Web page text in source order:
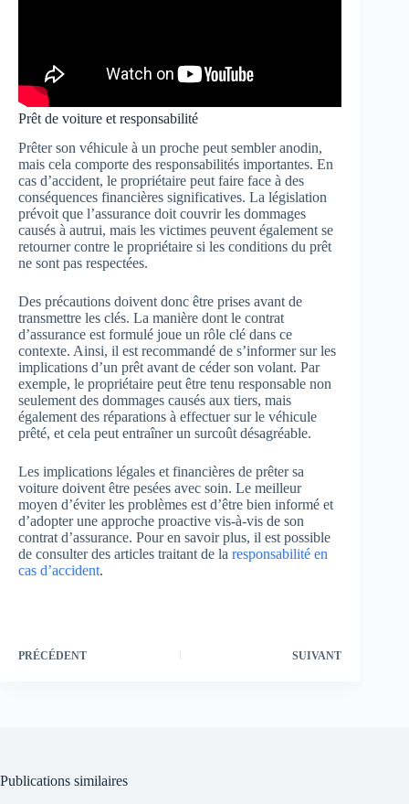
Prêt de voiture et responsabilité
Prêter son véhicule à un proche peut sembler anodin,
mais cela comporte des responsabilités importantes. En
cas d’accident, le propriétaire peut faire face à des
conséquences financières significatives. La législation
prévoit que l’assurance doit couvrir les dommages
causés à autrui, mais les victimes peuvent également se
retourner contre le propriétaire si les conditions du prêt
ne sont pas respectées.
Des précautions doivent donc être prises avant de
transmettre les clés. La manière dont le contrat
d’assurance est formulé joue un rôle clé dans ce
contexte. Ainsi, il est recommandé de s’informer sur les
implications d’un prêt avant de céder son volant. Par
exemple, le propriétaire peut être tenu responsable non
seulement des dommages causés aux tiers, mais
également des réparations à effectuer sur le véhicule
prêté, et cela peut entraîner un surcoût désagréable.
Les implications légales et financières de prêter sa
voiture doivent être pesées avec soin. Le meilleur
moyen d’éviter les problèmes est d’être bien informé et
d’adopter une approche proactive vis-à-vis de son
contrat d’assurance. Pour en savoir plus, il est possible
de consulter des articles traitant de la responsabilité en
cas d’accident.
PRÉCÉDENT SUIVANT
Publications similaires